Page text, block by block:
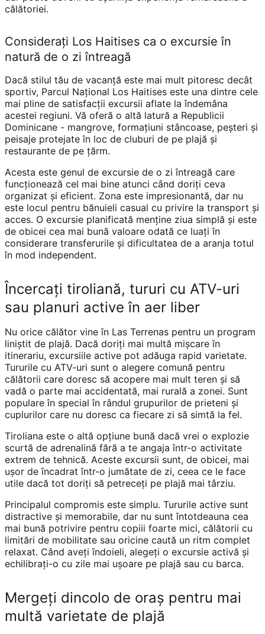
călătoriei.
Considerați Los Haitises ca o excursie în
natură de o zi întreagă
Dacă stilul tău de vacanță este mai mult pitoresc decât
sportiv, Parcul Național Los Haitises este una dintre cele
mai pline de satisfacții excursii aflate la îndemâna
acestei regiuni. Vă oferă o altă latură a Republicii
Dominicane - mangrove, formațiuni stâncoase, peșteri și
peisaje protejate în loc de cluburi de pe plajă și
restaurante de pe țărm.
Acesta este genul de excursie de o zi întreagă care
funcționează cel mai bine atunci când doriți ceva
organizat și eficient. Zona este impresionantă, dar nu
este locul pentru bănuieli casual cu privire la transport și
acces. O excursie planificată menține ziua simplă și este
de obicei cea mai bună valoare odată ce luați în
considerare transferurile și dificultatea de a aranja totul
în mod independent.
Încercați tiroliană, tururi cu ATV-uri
sau planuri active în aer liber
Nu orice călător vine în Las Terrenas pentru un program
liniştit de plajă. Dacă doriți mai multă mișcare în
itinerariu, excursiile active pot adăuga rapid varietate.
Tururile cu ATV-uri sunt o alegere comună pentru
călătorii care doresc să acopere mai mult teren și să
vadă o parte mai accidentată, mai rurală a zonei. Sunt
populare în special în rândul grupurilor de prieteni și
cuplurilor care nu doresc ca fiecare zi să simtă la fel.
Tiroliana este o altă opțiune bună dacă vrei o explozie
scurtă de adrenalină fără a te angaja într-o activitate
extrem de tehnică. Aceste excursii sunt, de obicei, mai
ușor de încadrat într-o jumătate de zi, ceea ce le face
utile dacă tot doriți să petreceți pe plajă mai târziu.
Principalul compromis este simplu. Tururile active sunt
distractive și memorabile, dar nu sunt întotdeauna cea
mai bună potrivire pentru copiii foarte mici, călătorii cu
limitări de mobilitate sau oricine caută un ritm complet
relaxat. Când aveți îndoieli, alegeți o excursie activă și
echilibrați-o cu zile mai ușoare pe plajă sau cu barca.
Mergeți dincolo de oraș pentru mai
multă varietate de plajă